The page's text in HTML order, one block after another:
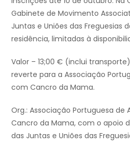
Gabinete de Movimento
Juntas e Uniões das Freguesias
residência, limitadas à
Valor – 13;00 € (inclui
reverte para a Associação
com Cancro da Mama.
Org.: Associação Portuguesa de
Cancro da Mama, com o apoio
das Juntas e Uniões das